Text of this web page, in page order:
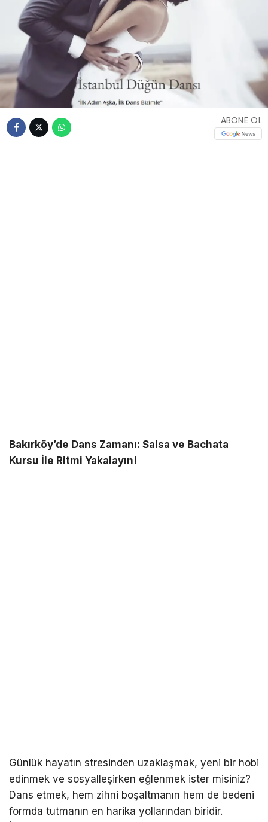
ABONE OL
Bakırköy’de Dans Zamanı: Salsa ve Bachata
Kursu İle Ritmi Yakalayın!
Günlük hayatın stresinden uzaklaşmak, yeni bir hobi
edinmek ve sosyalleşirken eğlenmek ister misiniz?
Dans etmek, hem zihni boşaltmanın hem de bedeni
formda tutmanın en harika yollarından biridir.